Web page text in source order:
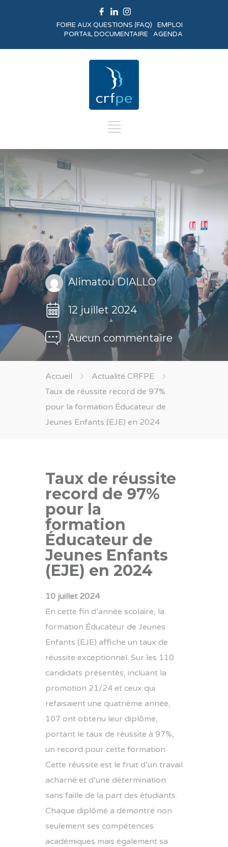
EMPLOI
FOIRE AUX QUESTIONS (FAQ)
AGENDA
PORTAIL DOCUMENTAIRE
Alimatou DIALLO
12 juillet 2024
Aucun commentaire
Accueil
Actualité CRFPE
Taux de réussite record de 97%
pour la formation Éducateur de
Jeunes Enfants (EJE) en 2024
Taux de réussite
record de 97%
pour la
formation
Éducateur de
Jeunes Enfants
(EJE) en 2024
10 juillet 2024
En cette fin d’année scolaire, la
formation Éducateur de Jeunes
Enfants (EJE) affiche un taux de
réussite exceptionnel. Sur les 110
candidats présentés, incluant la
promotion 21/24 et ceux qui
refaisaient une quatrième année,
107 ont obtenu leur diplôme,
portant le taux de réussite à 97%,
un record pour cette formation.
Cette réussite est le fruit d’un travail
acharné et d’une détermination
sans faille de la part des étudiants.
Chaque diplômé a démontré non
seulement ses compétences
académiques mais également sa